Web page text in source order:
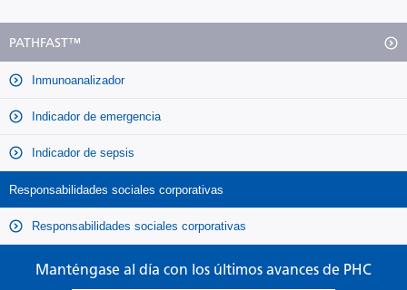
PATHFAST™
Inmunoanalizador
Indicador de emergencia
Indicador de sepsis
Responsabilidades sociales corporativas
Responsabilidades sociales corporativas
Manténgase al día con los últimos avances de PHC